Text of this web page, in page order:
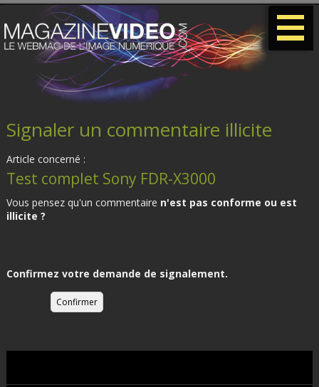
Signaler un commentaire illicite
Article concerné :
Test complet Sony FDR-X3000
Vous pensez qu'un commentaire n'est pas conforme ou est
illicite ?
Confirmez votre demande de signalement.
-
-
-